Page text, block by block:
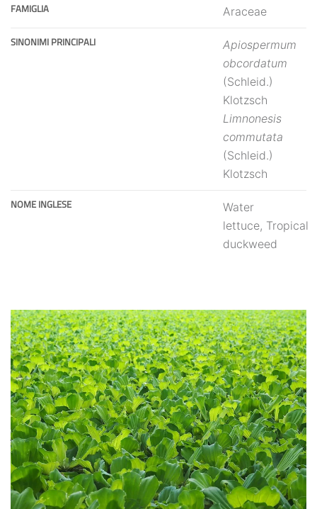
FAMIGLIA Araceae
SINONIMI PRINCIPALI
Apiospermum
obcordatum
(Schleid.)
Klotzsch
Limnonesis
commutata
(Schleid.)
Klotzsch
NOME INGLESE
Water
lettuce, Tropical
duckweed